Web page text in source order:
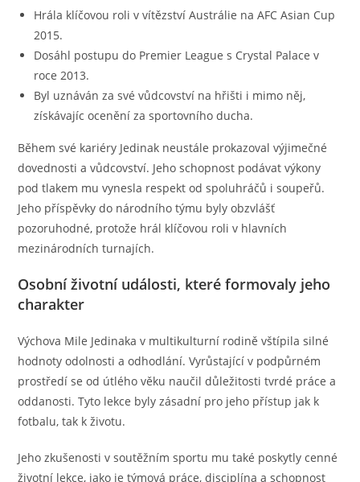
Hrála klíčovou roli v vítězství Austrálie na AFC Asian Cup
2015.
Dosáhl postupu do Premier League s Crystal Palace v
roce 2013.
Byl uznáván za své vůdcovství na hřišti i mimo něj,
získávajíc ocenění za sportovního ducha.
Během své kariéry Jedinak neustále prokazoval výjimečné
dovednosti a vůdcovství. Jeho schopnost podávat výkony
pod tlakem mu vynesla respekt od spoluhráčů i soupeřů.
Jeho příspěvky do národního týmu byly obzvlášť
pozoruhodné, protože hrál klíčovou roli v hlavních
mezinárodních turnajích.
Osobní životní události, které formovaly jeho
charakter
Výchova Mile Jedinaka v multikulturní rodině vštípila silné
hodnoty odolnosti a odhodlání. Vyrůstající v podpůrném
prostředí se od útlého věku naučil důležitosti tvrdé práce a
oddanosti. Tyto lekce byly zásadní pro jeho přístup jak k
fotbalu, tak k životu.
Jeho zkušenosti v soutěžním sportu mu také poskytly cenné
životní lekce, jako je týmová práce, disciplína a schopnost